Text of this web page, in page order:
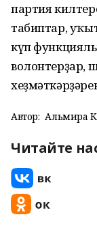
партия
табиптар,
күп
волонтерҙар,
Автор: Альмира
Читайте